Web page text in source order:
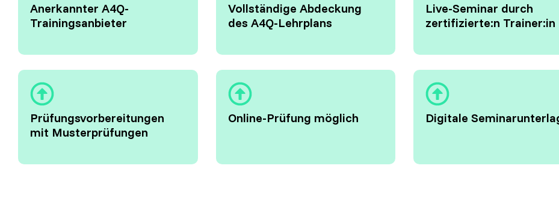
Anerkannter A4Q-
Trainingsanbieter
Vollständige Abdeckung
des A4Q-Lehrplans
Live-Seminar durch
zertifizierte:n Trainer:in
Prüfungsvorbereitungen
mit Musterprüfungen
Online-Prüfung möglich Digitale